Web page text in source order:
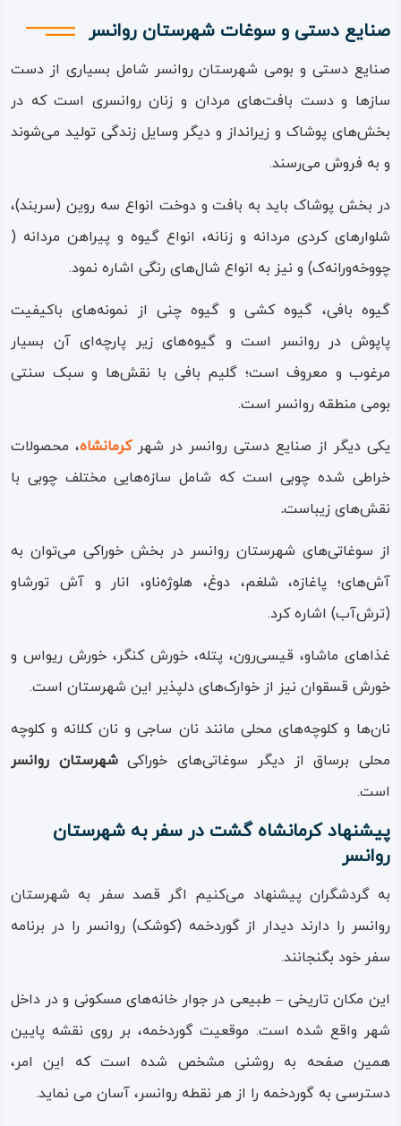
ساکنان منطقه است؛ از پوشاک‌ سنتی مردان روانسر چووخه
سوخمه (جلیقه)، کوا (قبا) و… را می‌توان نام برد؛ هر کدام از این
تن‌پوش‌ها دارای طرح‌ها و رنگ‌های متنوعی است که همگی از
نقش‌ها و رنگ‌های طبیعت و از سلیقه بومی مردم محلی الگو
از دیگر نشانه‌ها و نمادهای فرهنگی شهرستان روانسر باید به
معماری سنتی و قدیمی آن اشاره نمود که نوعی معماری ساده و
سقف، درها و پنجره‌ها و ستون‌های ایوان خانه‌ها از چوب است؛
مصالح ساختمانی در این شهر شامل لاشه‌ سنگ، گل و گچ است.
است.
دارای سبک و سیاق مخصوص به خود است.
مردم این شهر در بازی‌های سنتی و محلی جایگاه و مقام نادری
روانسر»، بیش از ۹۰ نوع بازی را برشمرده‌اند که خاص آن منطقه
هستند.
شهرستان روانسر دارای مشاهیر فرهنگی بزرگی است که سعی
در ثبت و ماندگاری فرهنگ این خطه دارند؛ نام‌هایی از این
بزرگان فرهنگی عبارتند از: سید طاهر هاشمی (شاعر و ادیب)،
سید حبیب‌ الله‌ نعلینی (شاعر و ترانه‌ سرا) و میرزا فهیم زالوابی
که شاعر و رزم‌نامه‌ سرای روشن‌ دلی بوده و حماسه‌های مکتوب
ملی و محلی بسیاری از او به یادگار مانده است.
زیستگاه شهرستان روانسر
طبیعت شهرستان روانسر نمونه‌ای نادر و بی‌نظیر از گرد آمدن
انواع زیبایی‌ها و جلوه‌های اقلیمی است؛ به دلیل همجواری با
طبیعت اورامان، روانسر را دروازه اورامانات نام نهاده‌اند، بی‌گمان
دروازه‌ای است که گردشگران را از بهشتی به بهشت دیگر
رهنمون می‌کند.
صنایع دستی و سوغات شهرستان روانسر
صنایع دستی و بومی شهرستان روانسر شامل بسیاری از دست‌
سازها و دست‌ بافت‌های مردان و زنان روانسری است که در
بخش‌های پوشاک و زیرانداز و دیگر وسایل زندگی تولید می‌شوند
و به فروش می‌رسند.
در بخش پوشاک باید به بافت و دوخت انواع سه‌ روین (سربند)،
شلوارهای کردی مردانه و زنانه، انواع گیوه و پیراهن مردانه (
چووخه‌ورانه‌ک) و نیز به انواع شال‌های رنگی اشاره نمود.
گیوه‌ بافی، گیوه‌ کشی و گیوه‌ چنی از نمونه‌های باکیفیت
پاپوش در روانسر است و گیوه‌های زیر پارچه‌ای آن بسیار
مرغوب و معروف است؛ گلیم‌ بافی با نقش‌ها و سبک سنتی
بومی منطقه روانسر است.
یکی دیگر از صنایع دستی روانسر در شهرکرمانشاه، محصولات
خراطی شده چوبی است که شامل سازه‌هایی مختلف چوبی با
نقش‌های زیباست.
از سوغاتی‌های شهرستان روانسر در بخش خوراکی می‌توان به
آش‌های؛ پاغازه، شلغم، دوغ، هلوژه‌ناو، انار و آش تورشاو
(ترش‌آب) اشاره کرد.
غذاهای ماشاو، قیسی‌رون، پتله، خورش کنگر، خورش ریواس و
خورش قسقوان نیز از خوارک‌های دلپذیر این شهرستان است.
نان‌ها و کلوچه‌های محلی مانند نان ساجی و نان کلانه و کلوچه
محلی برساق از دیگر سوغاتی‌های خوراکیشهرستان روانسر
است.
پیشنهاد کرمانشاه گشت در سفر به شهرستان
روانسر
به گردشگران پیشنهاد می‌کنیم‌ اگر قصد سفر به شهرستان
روانسر را دارند دیدار از گوردخمه (کوشک) روانسر را در برنامه
سفر خود بگنجانند.
این مکان تاریخی – طبیعی در جوار خانه‌های مسکونی و در داخل
شهر واقع شده است. موقعیت گوردخمه، بر روی نقشه پایین
همین صفحه به روشنی مشخص شده است که این امر،
دسترسی به گوردخمه را از هر نقطه روانسر، آسان می نماید.